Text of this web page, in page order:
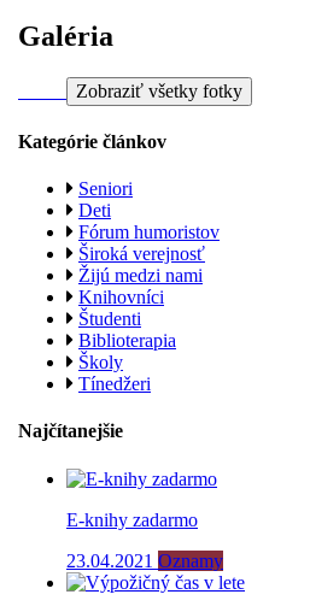
Galéria
Zobraziť všetky fotky
Kategórie článkov
Seniori
Deti
Fórum humoristov
Široká verejnosť
Žijú medzi nami
Knihovníci
Študenti
Biblioterapia
Školy
Tínedžeri
Najčítanejšie
E-knihy zadarmo
23.04.2021 Oznamy